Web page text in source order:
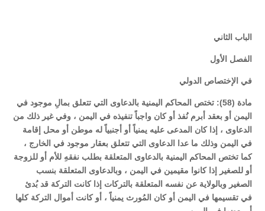
الباب الثاني
الفصل الأول
في الإختصاص الدولي
مادة (58): تختص المحاكم اليمنية بالدعاوى التي تتعلق بمالِ موجود في
اليمن أو بعقد أبرم نُفذ أو كان واجباً تنفيذه في اليمن ، وفي غير ذلك من
الدعاوى ، إذا كان المدعى عليه يمنياً أو أجنبياً له موطن أو محل إقامة
في اليمن وذلك ما عدا الدعاوى التي تتعلق بعقار موجود في الخارج ،
كما تختص المحاكم اليمنية بالدعاوى المتعلقة بطلب نفقهِ للأم أو للزوجة
أو للصغير إذا كانوا مقيمين في اليمن ، وبالدعاوى المتعلقة بنسب
الصغير وبالولاية عن نفسه المتعلقة بالتركات إذا كانت التركة قد بُدئ
في تقسيمها في اليمن أو كان المُورث يمنياً ، أو كانت أموال التركة كلها